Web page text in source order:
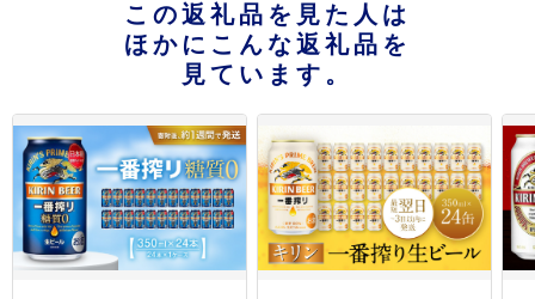
この返礼品を見た人は
ほかにこんな返礼品を
見ています。